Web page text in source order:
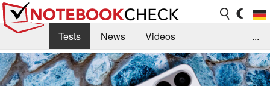
Tests News
Videos
Benchmarks & Tech
Externe Tests
...